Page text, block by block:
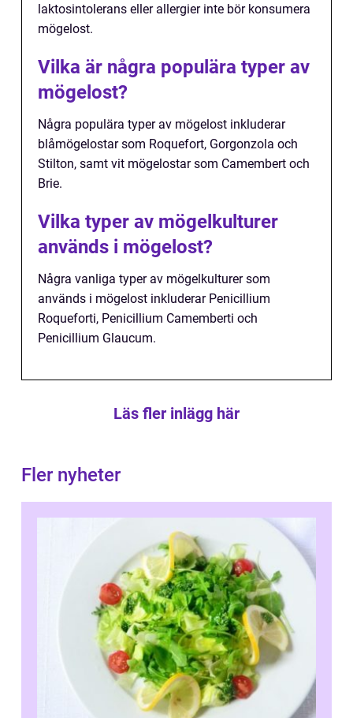
laktosintolerans eller allergier inte bör konsumera
mögelost.
Vilka är några populära typer av
mögelost?
Några populära typer av mögelost inkluderar
blåmögelostar som Roquefort, Gorgonzola och
Stilton, samt vit mögelostar som Camembert och
Brie.
Vilka typer av mögelkulturer
används i mögelost?
Några vanliga typer av mögelkulturer som
används i mögelost inkluderar Penicillium
Roqueforti, Penicillium Camemberti och
Penicillium Glaucum.
Läs fler inlägg här
Fler nyheter